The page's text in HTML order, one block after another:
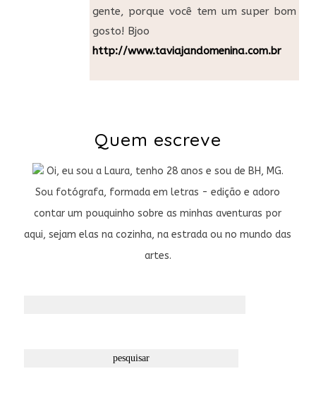
gente, porque você tem um super bom
gosto! Bjoo
http://www.taviajandomenina.com.br
Quem escreve
Oi, eu sou a Laura, tenho 28 anos e sou de BH, MG.
Sou fotógrafa, formada em letras - edição e adoro
contar um pouquinho sobre as minhas aventuras por
aqui, sejam elas na cozinha, na estrada ou no mundo das
artes.